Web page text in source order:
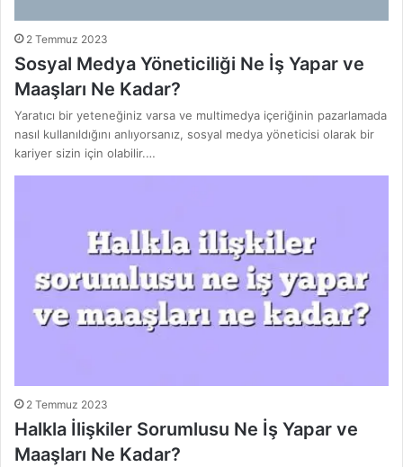
2 Temmuz 2023
Sosyal Medya Yöneticiliği Ne İş Yapar ve
Maaşları Ne Kadar?
Yaratıcı bir yeteneğiniz varsa ve multimedya içeriğinin pazarlamada
nasıl kullanıldığını anlıyorsanız, sosyal medya yöneticisi olarak bir
kariyer sizin için olabilir.…
2 Temmuz 2023
Halkla İlişkiler Sorumlusu Ne İş Yapar ve
Maaşları Ne Kadar?